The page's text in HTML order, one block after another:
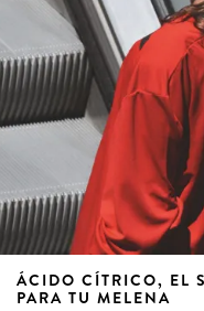
ÁCIDO CÍTRICO, EL
PARA TU MELENA